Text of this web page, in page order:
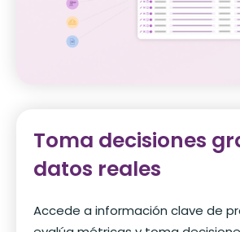
Toma decisiones
datos reales
Accede a información clave de